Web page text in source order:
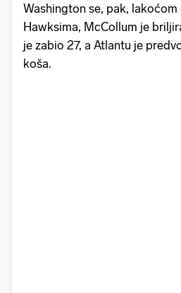
Washington se, pak,
Hawksima, McCollum je
je zabio 27, a Atlantu je
koša.